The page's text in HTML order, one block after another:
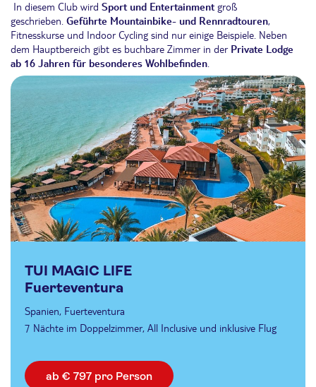
In diesem Club wird Sport und Entertainmentgroß
geschrieben. Geführte Mountainbike- und Rennradtouren,
Fitnesskurse und Indoor Cycling sind nur einige Beispiele. Neben
dem Hauptbereich gibt es buchbare Zimmer in der Private Lodge
ab 16 Jahren für besonderes Wohlbefinden
TUI MAGIC LIFE
Fuerteventura
Spanien, Fuerteventura
7 Nächte im Doppelzimmer, All Inclusive und inklusive Flug
ab € 797 pro Person